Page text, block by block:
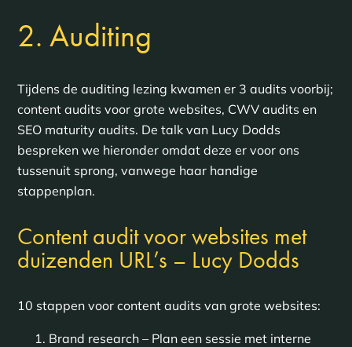
2. Auditing
Tijdens de auditing lezing kwamen er 3 audits voorbij;
content audits voor grote websites, CWV audits en
SEO maturity audits. De talk van Lucy Dodds
bespreken we hieronder omdat deze er voor ons
tussenuit sprong, vanwege haar handige
stappenplan.
Content audit voor websites met
duizenden URL’s – Lucy Dodds
10 stappen voor content audits van grote websites:
Brand research – Plan een sessie met interne